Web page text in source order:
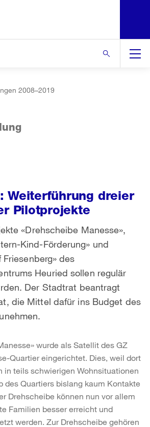
2008–2019
Weiterführung dreier
Pilotprojekte
«Drehscheibe Manesse»,
Kind-Förderung» und
des
Heuried sollen regulär
Der Stadtrat beantragt
die Mittel dafür ins Budget des
wurde als Satellit des GZ
Quartier eingerichtet. Dies, weil dort
in teils schwierigen Wohnsituationen
des Quartiers bislang kaum Kontakte
Drehscheibe können nun vor allem
Familien besser erreicht und
werden. Zur Drehscheibe gehören